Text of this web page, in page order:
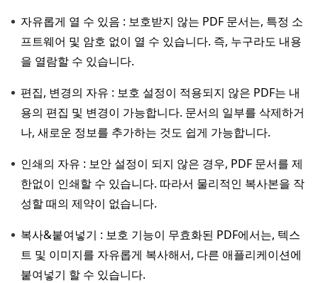
자유롭게 열 수 있음 : 보호받지 않는 PDF 문서는, 특정 소
프트웨어 및 암호 없이 열 수 있습니다. 즉, 누구라도 내용
을 열람할 수 있습니다.
편집, 변경의 자유 : 보호 설정이 적용되지 않은 PDF는 내
용의 편집 및 변경이 가능합니다. 문서의 일부를 삭제하거
나, 새로운 정보를 추가하는 것도 쉽게 가능합니다.
인쇄의 자유 : 보안 설정이 되지 않은 경우, PDF 문서를 제
한없이 인쇄할 수 있습니다. 따라서 물리적인 복사본을 작
성할 때의 제약이 없습니다.
복사&붙여넣기 : 보호 기능이 무효화된 PDF에서는, 텍스
트 및 이미지를 자유롭게 복사해서, 다른 애플리케이션에
붙여넣기 할 수 있습니다.